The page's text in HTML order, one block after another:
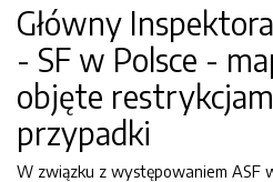
Główny
- SF w Polsce -
objęte
przypadki
W związku z występowaniem ASF